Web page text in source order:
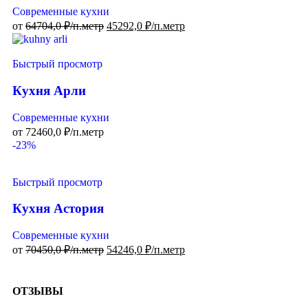
Современные кухни
от 64704,0₽/п.метр 45292,0 ₽/п.метр
Быстрый просмотр
Кухня Арли
Современные кухни
от 72460,0 ₽/п.метр
-23%
Быстрый просмотр
Кухня Астория
Современные кухни
от 70450,0₽/п.метр 54246,0 ₽/п.метр
ОТЗЫВЫ